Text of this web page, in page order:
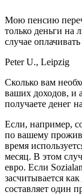
Мою пенсию
только деньги на
случае
Peter U., Leipzig
Сколько вам
ваших доходов, и
получаете денег
Если, например,
по вашему
время
месяц. В этом
евро. Если
засчитывается
составляет один